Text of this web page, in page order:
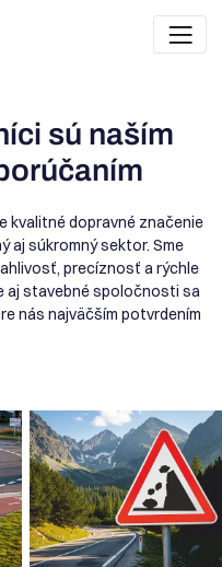
a
sa môžete
sú naším
kvalitné dopravné značenie
aj súkromný sektor. Sme
precíznosť a rýchle
aj stavebné spoločnosti sa
nás najväčším potvrdením